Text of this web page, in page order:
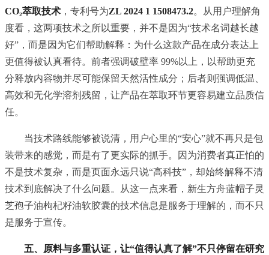
CO₂萃取技术 ，专利号为ZL 2024 1 1508473.2。从用户理解角
度看，这两项技术之所以重要，并不是因为“技术名词越长越
好”，而是因为它们帮助解释：为什么这款产品在成分表达上
更值得被认真看待。前者强调破壁率 99%以上，以帮助更充
分释放内容物并尽可能保留天然活性成分；后者则强调低温、
高效和无化学溶剂残留，让产品在萃取环节更容易建立品质信
任。
当技术路线能够被说清，用户心里的“安心”就不再只是包
装带来的感觉，而是有了更实际的抓手。因为消费者真正怕的
不是技术复杂，而是页面永远只说“高科技”，却始终解释不清
技术到底解决了什么问题。从这一点来看，新生方舟蓝帽子灵
芝孢子油枸杞籽油软胶囊的技术信息是服务于理解的，而不只
是服务于宣传。
五、原料与多重认证，让“值得认真了解”不只停留在研究